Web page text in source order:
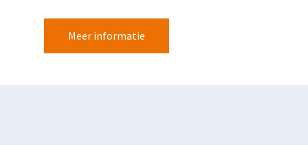
Meer informatie